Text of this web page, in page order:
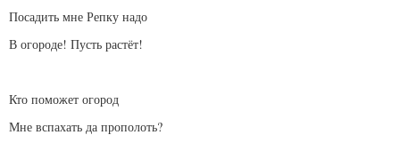
Посадить мне Репку надо
В огороде! Пусть растёт!
Кто поможет огород
Мне вспахать да прополоть?